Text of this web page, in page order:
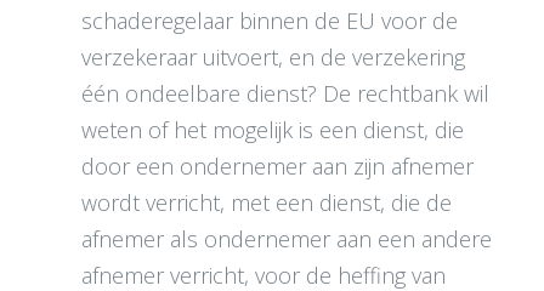
schaderegelaar binnen de EU voor de
verzekeraar uitvoert, en de verzekering
één ondeelbare dienst? De rechtbank wil
weten of het mogelijk is een dienst, die
door een ondernemer aan zijn afnemer
wordt verricht, met een dienst, die de
afnemer als ondernemer aan een andere
afnemer verricht, voor de heffing van